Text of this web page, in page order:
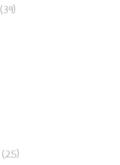
(39)
(25)